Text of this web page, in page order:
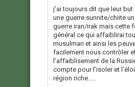
j’ai toujours dit que leur
une guerre sunnite/chiite
guerre iran/irak mais cette
général ce qui affaiblirai
musulman et ainsi les
facilement nous contrôler
l’affaiblisement de la
compte pour l’isoler et
région riche…..